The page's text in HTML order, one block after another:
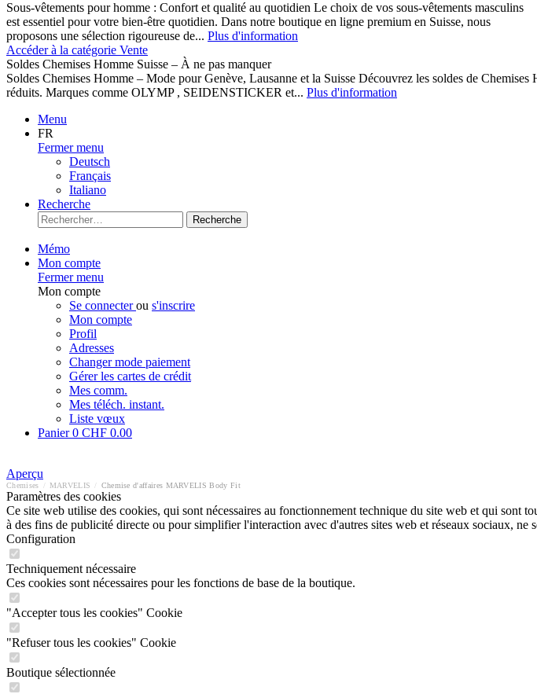
Sous-vêtements pour homme : Confort et qualité au quotidien Le choix de vos sous-vêtements masculins
est essentiel pour votre bien-être quotidien. Dans notre boutique en ligne premium en Suisse, nous
proposons une sélection rigoureuse de... Plus d'information
Accéder à la catégorie Vente
Soldes Chemises Homme Suisse – À ne pas manquer
Soldes Chemises Homme – Mode pour Genève, Lausanne et la Suisse Découvrez les soldes de
réduits. Marques comme OLYMP , SEIDENSTICKER et... Plus d'information
Menu
FR
Fermer menu
Deutsch
Français
Italiano
Recherche
Recherche
Mémo
Mon compte
Fermer menu
Mon compte
Se connecterou s'inscrire
Mon compte
Profil
Adresses
Changer mode paiement
Gérer les cartes de crédit
Mes comm.
Mes téléch. instant.
Liste vœux
Panier0 CHF 0.00
Aperçu
Chemises MARVELIS Chemise d'affaires MARVELIS Body Fit
Paramètres des cookies
Ce site web utilise des cookies, qui sont nécessaires au fonctionnement technique du site web et qui sont
à des fins de publicité directe ou pour simplifier l'interaction avec d'autres sites web et réseaux sociaux, ne
Configuration
Techniquement nécessaire
Ces cookies sont nécessaires pour les fonctions de base de la boutique.
"Accepter tous les cookies" Cookie
"Refuser tous les cookies" Cookie
Boutique sélectionnée